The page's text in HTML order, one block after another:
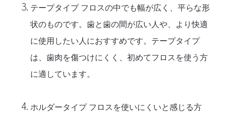
テープタイプフロスの中でも幅が広く、平らな形
状のものです。歯と歯の間が広い人や、より快適
に使用したい人におすすめです。テープタイプ
は、歯肉を傷つけにくく、初めてフロスを使う方
に適しています。
ホルダータイプフロスを使いにくいと感じる方